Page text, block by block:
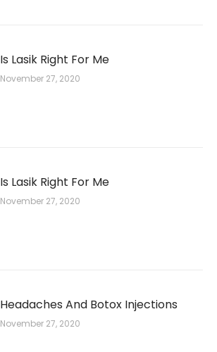
Is Lasik Right For Me
November 27, 2020
Is Lasik Right For Me
November 27, 2020
Headaches And Botox Injections
November 27, 2020